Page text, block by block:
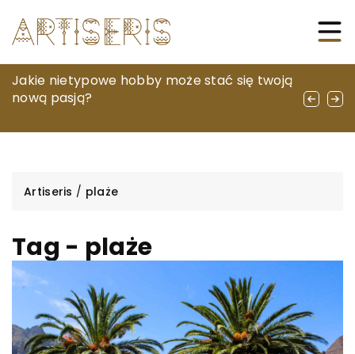
Podróż do świata wyobraźni: Najnowsze
spektakle, które zaskoczą każdego
Jakie nietypowe hobby może stać się twoją
nową pasją?
Jak wybrać idealną krótką suknię na ślub w
plenerze?
Artiseris / plaże
Tag - plaże